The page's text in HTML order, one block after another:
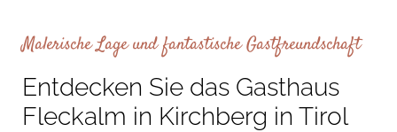
Malerische Lage und fantastische Gastfreundschaft
Entdecken Sie das Gasthaus
Fleckalm in Kirchberg in Tirol